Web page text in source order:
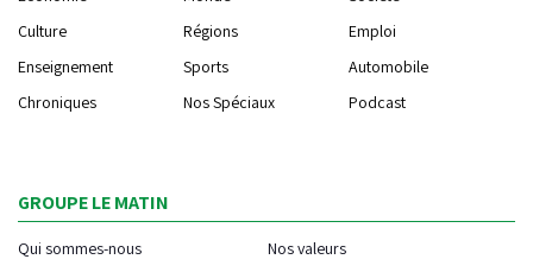
Culture
Régions
Emploi
Enseignement
Sports
Automobile
Chroniques
Nos Spéciaux Podcast
GROUPE LE MATIN
Qui sommes-nous
Nos valeurs